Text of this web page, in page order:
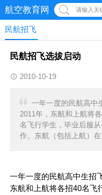
航空教育网 请输入关
民航招飞
民航招飞选拔启动
2010-10-19
一年一度的民航高中
2011年，东航和上航将
名飞行学生，毕业后服
作。东航（包括上航）在
一年一度的民航高中生招
东航和上航将各招40名飞